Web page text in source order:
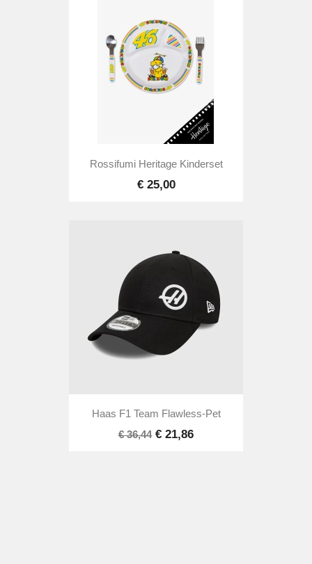
Rossifumi Heritage Kinderset
€ 25,00
Haas F1 Team Flawless-Pet
€ 36,44 € 21,86